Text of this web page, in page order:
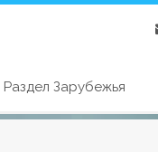
Раздел Зарубежья